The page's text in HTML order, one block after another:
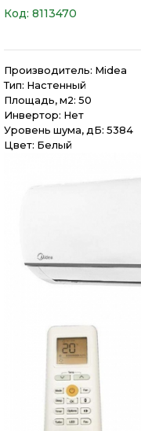
Код: 8113470
Производитель: Midea
Тип: Настенный
Площадь, м2: 50
Инвертор: Нет
Уровень шума, дБ: 5384
Цвет: Белый